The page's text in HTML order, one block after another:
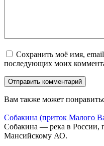
Сохранить моё имя, email
последующих моих
Вам также может
Собакина (приток Малого
Собакина — река в России,
Мансийскому АО.